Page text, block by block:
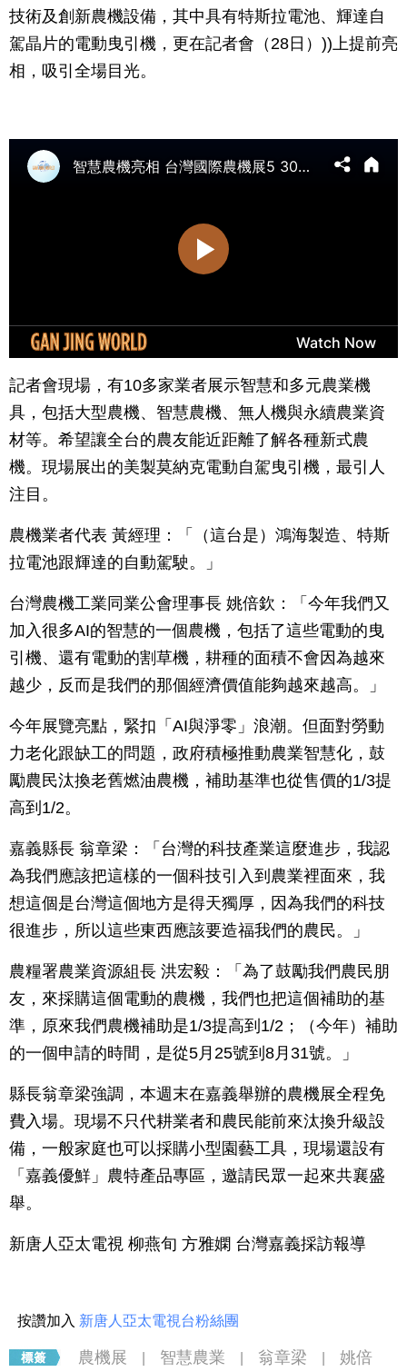
技術及創新農機設備，其中具有特斯拉電池、輝達自
駕晶片的電動曳引機，更在記者會（28日）))上提前亮
相，吸引全場目光。
記者會現場，有10多家業者展示智慧和多元農業機
具，包括大型農機、智慧農機、無人機與永續農業資
材等。希望讓全台的農友能近距離了解各種新式農
機。現場展出的美製莫納克電動自駕曳引機，最引人
注目。
農機業者代表 黃經理：「（這台是）鴻海製造、特斯
拉電池跟輝達的自動駕駛。」
台灣農機工業同業公會理事長 姚倍欽：「今年我們又
加入很多AI的智慧的一個農機，包括了這些電動的曳
引機、還有電動的割草機，耕種的面積不會因為越來
越少，反而是我們的那個經濟價值能夠越來越高。」
今年展覽亮點，緊扣「AI與淨零」浪潮。但面對勞動
力老化跟缺工的問題，政府積極推動農業智慧化，鼓
勵農民汰換老舊燃油農機，補助基準也從售價的1/3提
高到1/2。
嘉義縣長 翁章梁：「台灣的科技產業這麼進步，我認
為我們應該把這樣的一個科技引入到農業裡面來，我
想這個是台灣這個地方是得天獨厚，因為我們的科技
很進步，所以這些東西應該要造福我們的農民。」
農糧署農業資源組長 洪宏毅：「為了鼓勵我們農民朋
友，來採購這個電動的農機，我們也把這個補助的基
準，原來我們農機補助是1/3提高到1/2；（今年）補助
的一個申請的時間，是從5月25號到8月31號。」
縣長翁章梁強調，本週末在嘉義舉辦的農機展全程免
費入場。現場不只代耕業者和農民能前來汰換升級設
備，一般家庭也可以採購小型園藝工具，現場還設有
「嘉義優鮮」農特產品專區，邀請民眾一起來共襄盛
舉。
新唐人亞太電視 柳燕旬 方雅嫻 台灣嘉義採訪報導
按讚加入 新唐人亞太電視台粉絲團
農機展 智慧農業 翁章梁 姚倍